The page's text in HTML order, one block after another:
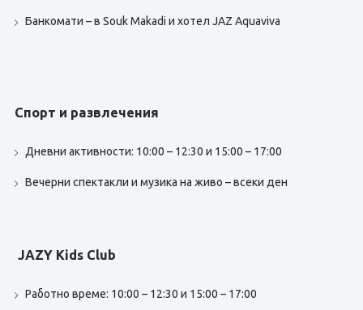
Банкомати – в Souk Makadi и хотел JAZ Aquaviva
Спорт и развлечения
Дневни активности: 10:00 – 12:30 и 15:00 – 17:00
Вечерни спектакли и музика на живо – всеки ден
JAZY Kids Club
Работно време: 10:00 – 12:30 и 15:00 – 17:00